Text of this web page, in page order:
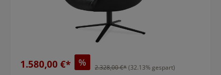
1.580,00 €* % 2.328,00 €*(32.13% gespart)